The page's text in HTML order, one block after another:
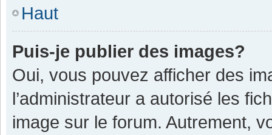
Haut
Puis-je publier des images?
Oui, vous pouvez afficher des
l’administrateur a autorisé les
image sur le forum. Autrement,